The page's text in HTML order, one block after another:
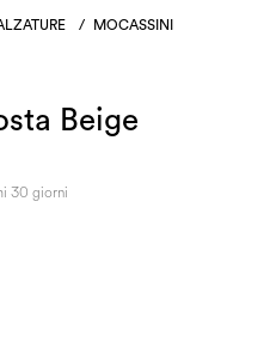
/ MOCASSINI
Beige
30 giorni